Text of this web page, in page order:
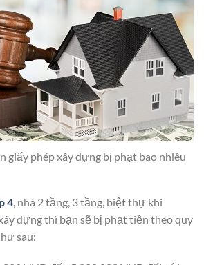
giấy phép xây dựng bị phạt bao nhiêu
4 , nhà 2 tầng, 3 tầng, biệt thự khi
dựng thì bạn sẽ bị phạt tiền theo quy
sau: